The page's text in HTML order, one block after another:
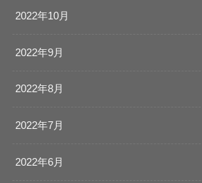
2022年10月
2022年9月
2022年8月
2022年7月
2022年6月